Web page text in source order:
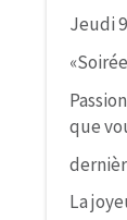
Jeudi
que
La